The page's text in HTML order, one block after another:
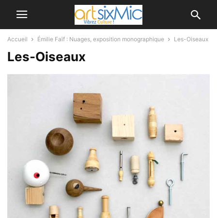
Accueil Émilie Faïf : Nuages, exposition monographique Les-Oiseaux
Les-Oiseaux